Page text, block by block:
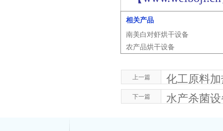
相关产品
南美白对虾烘干设备
农产品烘干设备
上一篇 化工原料
下一篇 水产杀菌